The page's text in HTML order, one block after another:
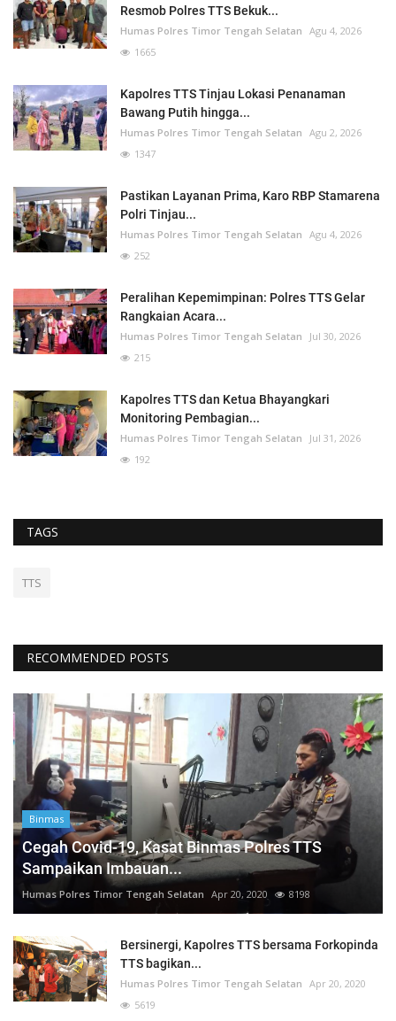
Resmob Polres TTS Bekuk...
Humas Polres Timor Tengah Selatan Agu 4, 2026
1665
Kapolres TTS Tinjau Lokasi Penanaman
Bawang Putih hingga...
Humas Polres Timor Tengah Selatan Agu 2, 2026
1347
Pastikan Layanan Prima, Karo RBP Stamarena
Polri Tinjau...
Humas Polres Timor Tengah Selatan Agu 4, 2026
252
Peralihan Kepemimpinan: Polres TTS Gelar
Rangkaian Acara...
Humas Polres Timor Tengah Selatan
Jul 30, 2026
215
Kapolres TTS dan Ketua Bhayangkari
Monitoring Pembagian...
Humas Polres Timor Tengah Selatan
Jul 31, 2026
192
TAGS
TTS
RECOMMENDED POSTS
Binmas
Cegah Covid-19, Kasat Binmas Polres TTS
Sampaikan Imbauan...
Humas Polres Timor Tengah Selatan Apr 20, 2020 8198
Bersinergi, Kapolres TTS bersama Forkopinda
TTS bagikan...
Humas Polres Timor Tengah Selatan Apr 20, 2020
5619